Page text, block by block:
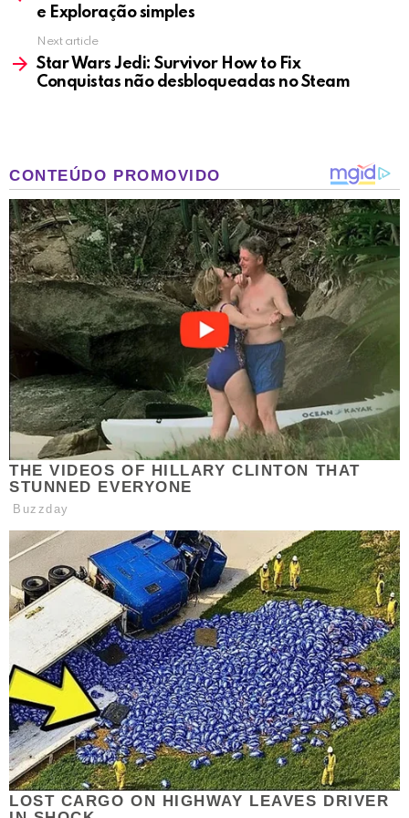
e Exploração simples
Next article
Star Wars Jedi: Survivor How to Fix
Conquistas não desbloqueadas no Steam